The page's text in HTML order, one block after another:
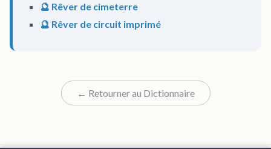
🔮 Rêver de cimeterre
🔮 Rêver de circuit imprimé
← Retourner au Dictionnaire